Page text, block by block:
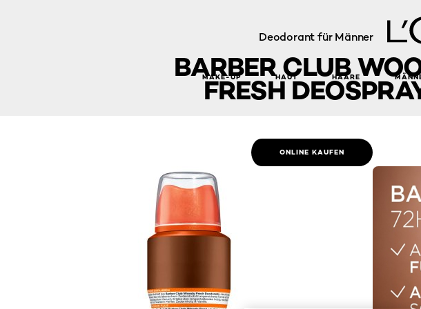
MAKE-UP HAUT HAARE
Deodorant für Männer
BARBER CLUB
FRESH
ONLINE KAUFEN